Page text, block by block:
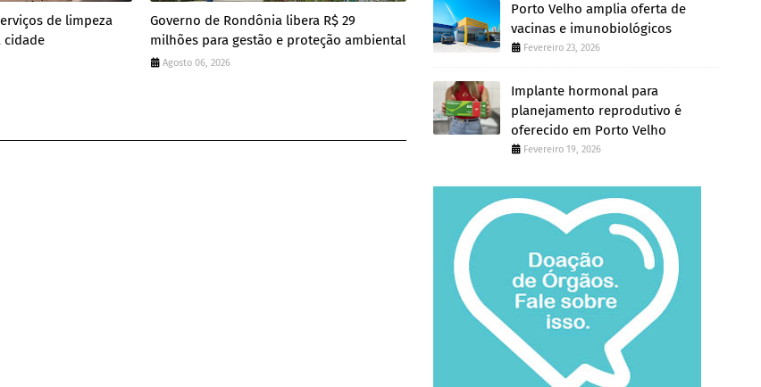
de limpeza
cidade
Governo de Rondônia libera R$ 29
milhões para gestão e proteção ambiental
Agosto 06, 2026
Porto Velho amplia oferta de
vacinas e imunobiológicos
Fevereiro 23, 2026
Implante hormonal para
planejamento reprodutivo é
oferecido em Porto Velho
Fevereiro 19, 2026